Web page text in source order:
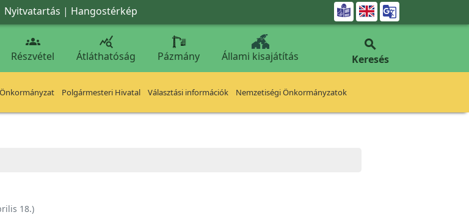
Nyitvatartás | Hangostérkép 

Részvétel

Átláthatóság Pázmány Állami kisajátítás

Keresés
Önkormányzat Polgármesteri Hivatal Választási információk Nemzetiségi Önkormányzatok
18.)